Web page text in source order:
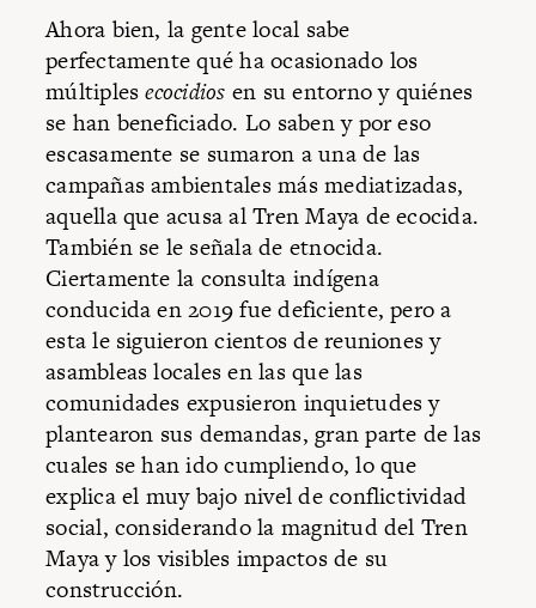
Ahora bien, la gente local sabe
perfectamente qué ha ocasionado los
múltiplesecocidios en su entorno y quiénes
se han beneficiado. Lo saben y por eso
escasamente se sumaron a una de las
campañas ambientales más mediatizadas,
aquella que acusa al Tren Maya de ecocida.
También se le señala de etnocida.
Ciertamente la consulta indígena
conducida en 2019 fue deficiente, pero a
esta le siguieron cientos de reuniones y
asambleas locales en las que las
comunidades expusieron inquietudes y
plantearon sus demandas, gran parte de las
cuales se han ido cumpliendo, lo que
explica el muy bajo nivel de conflictividad
social, considerando la magnitud del Tren
Maya y los visibles impactos de su
construcción.